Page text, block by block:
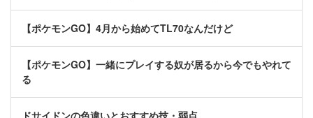
【ポケモンGO】4月から始めてTL70なんだけど
【ポケモンGO】一緒にプレイする奴が居るから今でもやれて
る